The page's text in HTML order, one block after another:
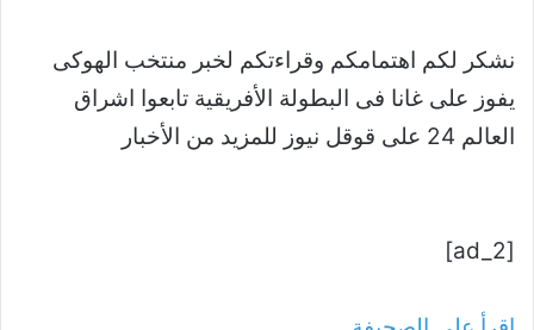
نشكر لكم اهتمامكم وقراءتكم لخبر منتخب الهوكى
يفوز على غانا فى البطولة الأفريقية تابعوا اشراق
العالم 24 على قوقل نيوز للمزيد من الأخبار
[ad_2]